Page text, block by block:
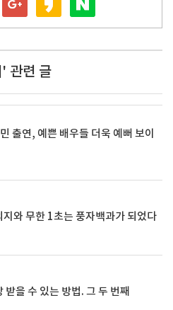
관련 글
출연, 예쁜 배우들 더욱 예뻐 보이
와 무한 1초는 풍자백과가 되었다
받을 수 있는 방법. 그 두 번째